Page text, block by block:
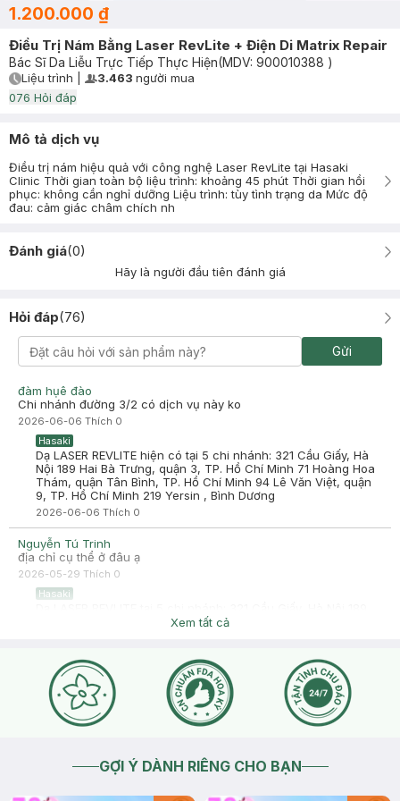
1.200.000 ₫
Điều Trị Nám Bằng Laser RevLite + Điện Di Matrix Repair
Bác Sĩ Da Liễu Trực Tiếp Thực Hiện(MDV: 900010388 )
Timer Gray Icon
Liệu trình User Product Icon
3.463 người mua
076 Hỏi đáp
Mô tả dịch vụ
Điều trị nám hiệu quả với công nghệ Laser RevLite tại Hasaki
Clinic Thời gian toàn bộ liệu trình: khoảng 45 phút Thời gian hồi
phục: không cần nghỉ dưỡng Liệu trình: tùy tình trạng da Mức độ
đau: cảm giác châm chích nh
Đánh giá(0)
Hãy là người đầu tiên đánh giá
Hỏi đáp(76)
Gửi
đàm hụê đào
Chi nhánh đường 3/2 có dịch vụ này ko
2026-06-06 Thích 0
Hasaki
Dạ LASER REVLITE hiện có tại 5 chi nhánh: 321 Cầu Giấy, Hà
Nội 189 Hai Bà Trưng, quận 3, TP. Hồ Chí Minh 71 Hoàng Hoa
Thám, quận Tân Bình, TP. Hồ Chí Minh 94 Lê Văn Việt, quận
9, TP. Hồ Chí Minh 219 Yersin , Bình Dương
2026-06-06 Thích 0
Nguyễn Tú Trinh
địa chỉ cụ thể ở đâu ạ
2026-05-29 Thích 0
Hasaki
Hai Bà Trưng, quận 3, TP. Hồ Chí Minh 71 Hoàng Hoa Thám,
2026-05-29Thích
Xem tất cả
GỢI Ý DÀNH RIÊNG CHO BẠN